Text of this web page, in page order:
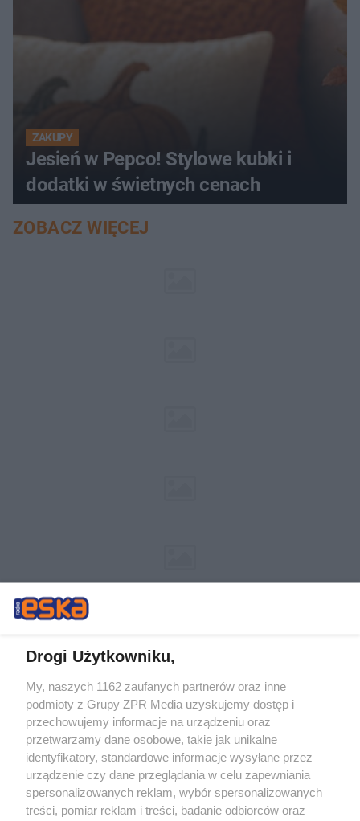
ZAKUPY
Jesień w Pepco! Stylowe kubki i
dodatki w świetnych cenach
ZOBACZ WIĘCEJ
Żaden utwór zamieszczony w serwisie nie może być powielany i
rozpowszechniany lub dalej rozpowszechniany w jakikolwiek sposób (w
tym także elektroniczny lub mechaniczny) na jakimkolwiek polu
eksploatacji w jakiejkolwiek formie, włącznie z umieszczaniem w
Internecie bez pisemnej zgody właściciela praw. Jakiekolwiek użycie lub
wykorzystanie utworów w całości lub w części z naruszeniem prawa,
tzn. bez właściwej zgody, jest zabronione pod groźbą kary i może być
ścigane prawnie.
Drogi Użytkowniku,
My, naszych 1162 zaufanych partnerów oraz inne
podmioty z Grupy ZPR Media uzyskujemy dostęp i
przechowujemy informacje na urządzeniu oraz
przetwarzamy dane osobowe, takie jak unikalne
identyfikatory, standardowe informacje wysyłane przez
urządzenie czy dane przeglądania w celu zapewniania
spersonalizowanych reklam, wybór spersonalizowanych
treści, pomiar reklam i treści, badanie odbiorców oraz